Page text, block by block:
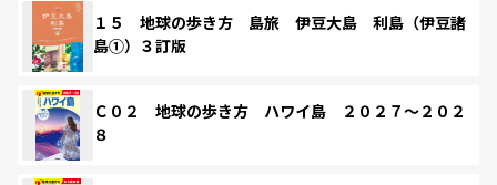
１５ 地球の歩き方 島旅 伊豆大島 利島（伊豆諸
島①）３訂版
Ｃ０２ 地球の歩き方 ハワイ島 ２０２７～２０２
８